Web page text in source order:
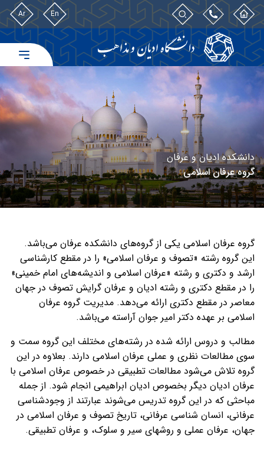
En
Ar
دانشکده ادیان و عرفان
گروه عرفان اسلامی
گروه عرفان اسلامی یکی از گروه‌های دانشکده عرفان می‌باشد.
این گروه رشته «تصوف و عرفان اسلامی» را در مقطع کارشناسی
ارشد و دکتری و رشته «عرفان اسلامی و اندیشه‌های امام خمینی»
را در مقطع دکتری و رشته ادیان و عرفان گرایش تصوف در جهان
معاصر در مقطع دکتری ارائه می‌دهد. مدیریت گروه عرفان
اسلامی بر عهده دکتر امیر جوان آراسته می‌باشد.
مطالب و دروس ارائه شده در رشته‌های مختلف این گروه سمت و
سوی مطالعات نظری و عملی عرفان اسلامی دارند. بعلاوه در این
گروه تلاش می‌شود مطالعات تطبیقی در خصوص عرفان اسلامی با
عرفان ادیان دیگر بخصوص ادیان ابراهیمی انجام شود. از جمله
مباحثی که در این گروه تدریس می‌شوند عبارتند از وجودشناسی
عرفانی، انسان شناسی عرفانی، تاریخ تصوف و عرفان اسلامی در
جهان، عرفان عملی و روشهای سیر و سلوک، و عرفان تطبیقی.